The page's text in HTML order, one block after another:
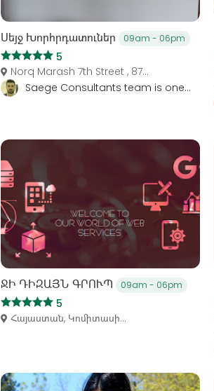
Սեյջ Խորհրդատուներ 09am - 06pm
5
Norq Marash 7th Street , 87...
Saege Consultants team is one...
ՋԻ ԴԻԶԱՅՆ ԳՐՈՒՊ 09am - 06pm
5
Հայաստան, Կոմիտասի...